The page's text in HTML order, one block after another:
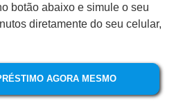
botão abaixo e simule o seu
diretamente do seu celular,
AGORA MESMO